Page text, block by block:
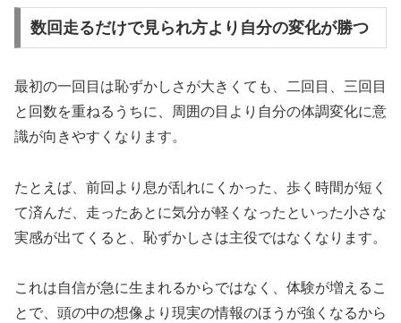
数回走るだけで見られ方より自分の変化が勝つ
最初の一回目は恥ずかしさが大きくても、二回目、三回目
と回数を重ねるうちに、周囲の目より自分の体調変化に意
識が向きやすくなります。
たとえば、前回より息が乱れにくかった、歩く時間が短く
て済んだ、走ったあとに気分が軽くなったといった小さな
実感が出てくると、恥ずかしさは主役ではなくなります。
これは自信が急に生まれるからではなく、体験が増えるこ
とで、頭の中の想像より現実の情報のほうが強くなるから